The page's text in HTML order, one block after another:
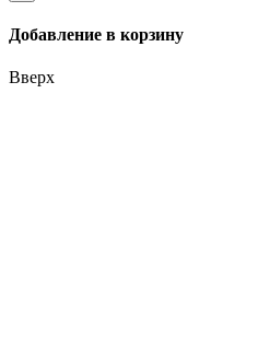
Добавление в корзину
Вверх